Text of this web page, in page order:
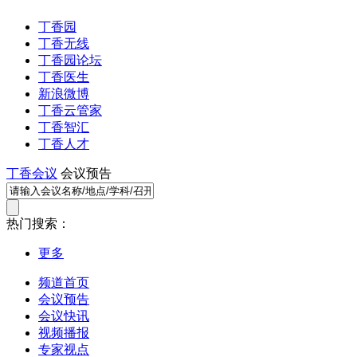
丁香园
丁香无线
丁香园论坛
丁香医生
新浪微博
丁香云管家
丁香智汇
丁香人才
丁香会议 会议预告
热门搜索：
更多
频道首页
会议预告
会议快讯
视频播报
专家视点